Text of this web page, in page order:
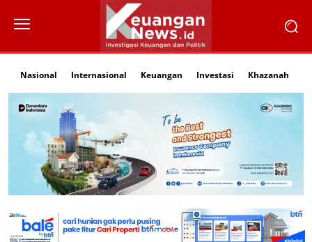
Nasional Internasional Keuangan Investasi Khazanah